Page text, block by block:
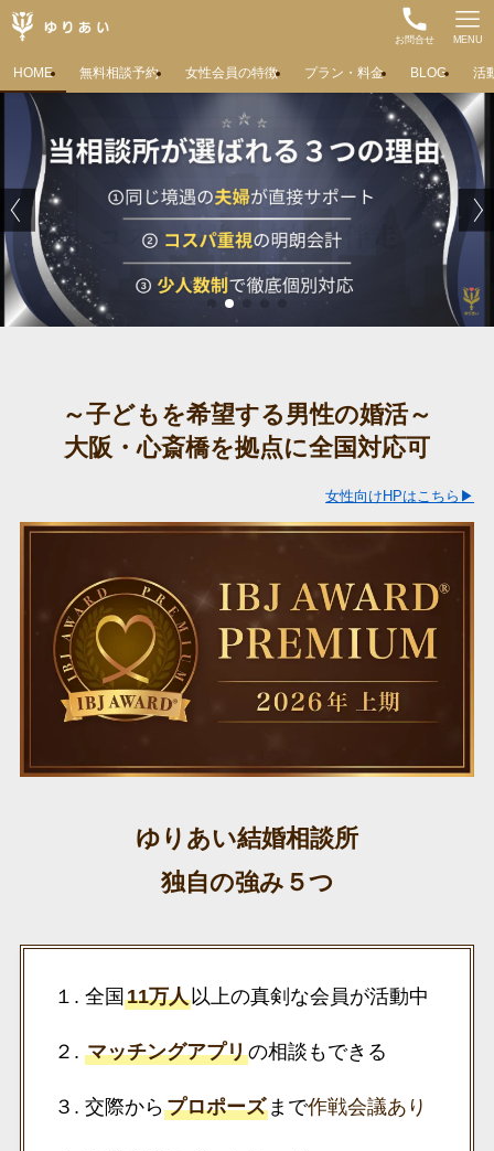
お問合せ MENU
HOME 無料相談予約 女性会員の特徴 プラン・料金 BLOG 活
～子どもを希望する男性の婚活～
大阪・心斎橋を拠点に全国対応可
女性向けHPはこちら▶
ゆりあい結婚相談所
独自の強み５つ
１. 全国 11万人以上の真剣な会員が活動中
２. マッチングアプリの相談もできる
３. 交際からプロポーズまで作戦会議あり